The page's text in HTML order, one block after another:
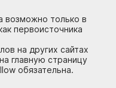
возможно только в
первоисточника
на других сайтах
главную страницу
обязательна.